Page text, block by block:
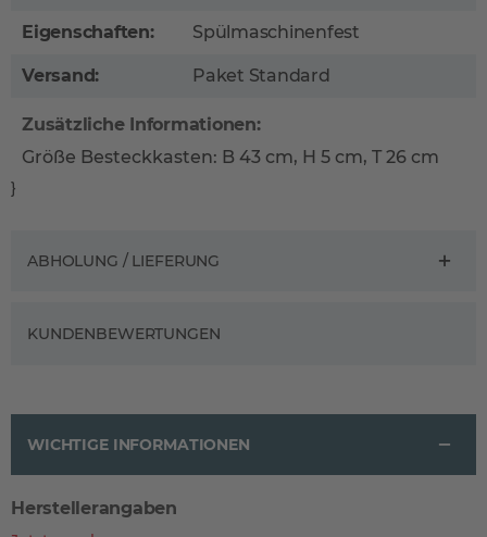
Eigenschaften: Spülmaschinenfest
Versand: Paket Standard
Zusätzliche Informationen:
Größe Besteckkasten: B 43 cm, H 5 cm, T 26 cm
}
ABHOLUNG / LIEFERUNG
KUNDENBEWERTUNGEN
WICHTIGE INFORMATIONEN
Herstellerangaben